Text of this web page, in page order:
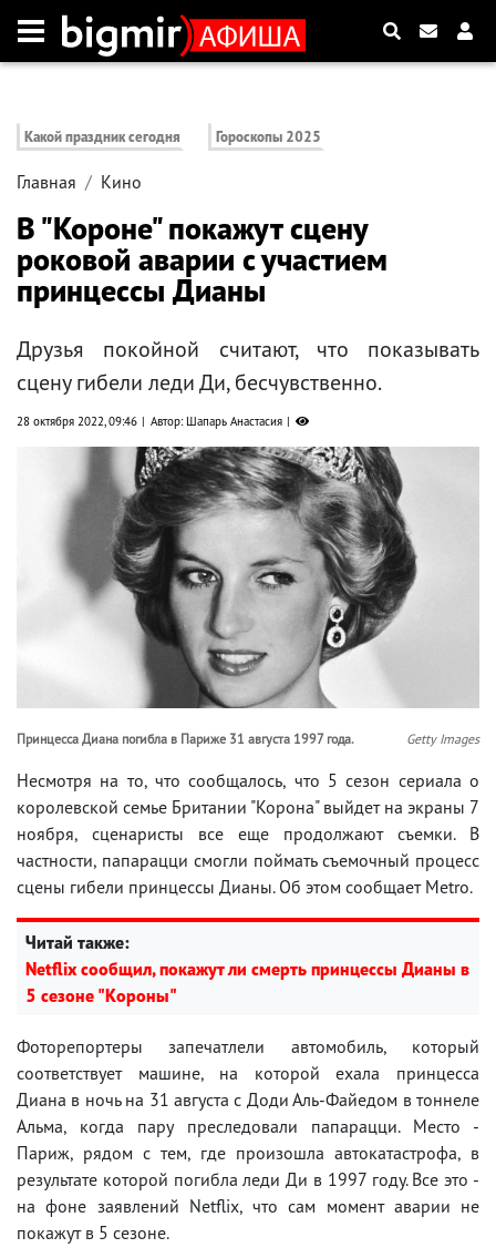
Какой праздник сегодня Гороскопы 2025
Главная Кино
В "Короне" покажут сцену
роковой аварии с участием
принцессы Дианы
Друзья покойной считают, что показывать
сцену гибели леди Ди, бесчувственно.
28 октября 2022, 09:46 Автор: Шапарь Анастасия
Принцесса Диана погибла в Париже 31 августа 1997 года. Getty Images
Несмотря на то, что сообщалось, что 5 сезон сериала о
королевской семье Британии "Корона" выйдет на экраны 7
ноября, сценаристы все еще продолжают съемки. В
частности, папарацци смогли поймать съемочный процесс
сцены гибели принцессы Дианы. Об этом сообщает Metro.
Читай также:
Netflix сообщил, покажут ли смерть принцессы Дианы в
5 сезоне "Короны"
Фоторепортеры запечатлели автомобиль, который
соответствует машине, на которой ехала принцесса
Диана в ночь на 31 августа с Доди Аль-Файедом в тоннеле
Альма, когда пару преследовали папарацци. Место -
Париж, рядом с тем, где произошла автокатастрофа, в
результате которой погибла леди Ди в 1997 году. Все это -
на фоне заявлений Netflix, что сам момент аварии не
покажут в 5 сезоне.